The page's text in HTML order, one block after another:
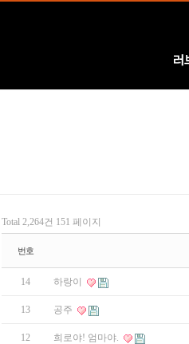
러
Total 2,264건 151 페이지
번호
14 하랑이
13 공주
12 희로야! 엄마야.